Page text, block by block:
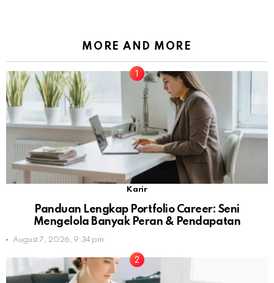
MORE AND MORE
Karir
Panduan Lengkap Portfolio Career: Seni
Mengelola Banyak Peran & Pendapatan
August 7, 2026, 9:34 pm